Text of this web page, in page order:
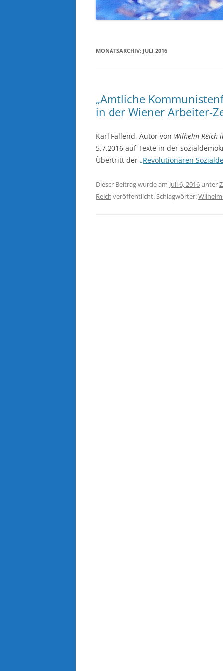
MONATSARCHIV: JULI 2016
„Amtliche
in der Wiener Arbeiter-
Karl Fallend, Autor von Wilhelm Reich
5.7.2016 auf Texte in der
Übertritt der „Revolutionären
Dieser Beitrag wurde am Juli 6, 2016 unter
Reich veröffentlicht. Schlagwörter:Wilhelm